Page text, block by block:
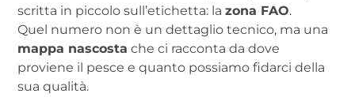
scritta in piccolo sull’etichetta: la zona FAO.
Quel numero non è un dettaglio tecnico, ma una
mappa nascosta che ci racconta da dove
proviene il pesce e quanto possiamo fidarci della
sua qualità.